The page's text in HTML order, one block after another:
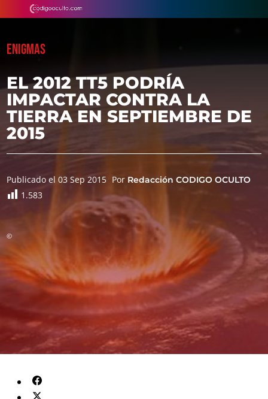
ENIGMAS
EL 2012 TT5 PODRÍA
IMPACTAR CONTRA LA
TIERRA EN SEPTIEMBRE DE
2015
Publicado el 03 Sep 2015 Por Redacción CODIGO OCULTO
1.583
©